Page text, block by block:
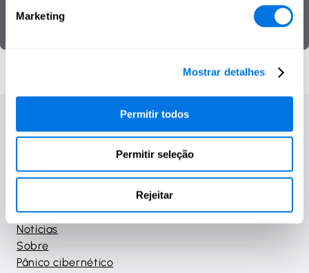
Marketing
Mostrar detalhes
Permitir todos
Permitir seleção
Rejeitar
Proteção de dados
Cursos
Materials
Notícias
Sobre
Pânico cibernético